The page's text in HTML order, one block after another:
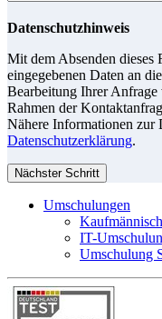
Datenschutzhinweis
Mit dem Absenden dieses
eingegebenen Daten an
Bearbeitung Ihrer
Rahmen der
Nähere Informationen zur
Datenschutzerklärung.
Nächster Schritt
Umschulungen
IT-
Umschulung